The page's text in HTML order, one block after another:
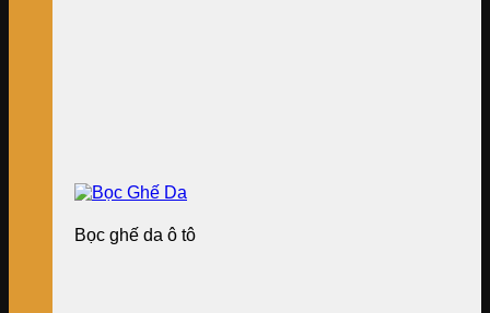
Bọc ghế da ô tô